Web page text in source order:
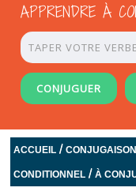
APPRENDRE À
CONJUGUER
ACCUEIL /CONJUGAISON
CONDITIONNEL /À